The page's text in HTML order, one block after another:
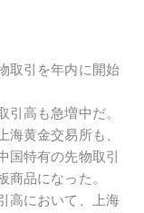
取引を年内に開始
高も急増中だ。
黄金交易所も、
国特有の先物取引
商品になった。
高において、上海